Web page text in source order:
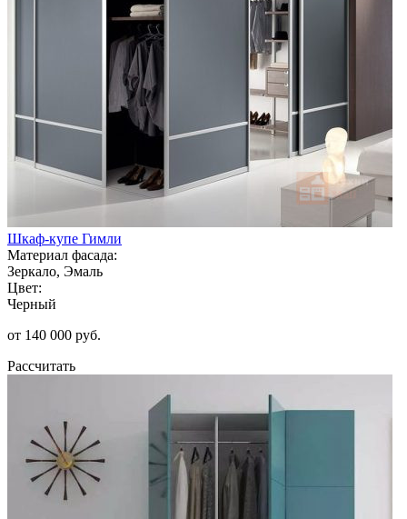
Шкаф-купе Гимли
Материал фасада:
Зеркало, Эмаль
Цвет:
Черный
от 140 000 руб.
Рассчитать